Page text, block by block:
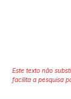
Este texto não
facilita a pesquisa